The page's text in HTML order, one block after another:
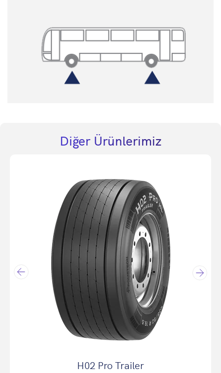
Diğer Ürünlerimiz
H02 Pro Trailer